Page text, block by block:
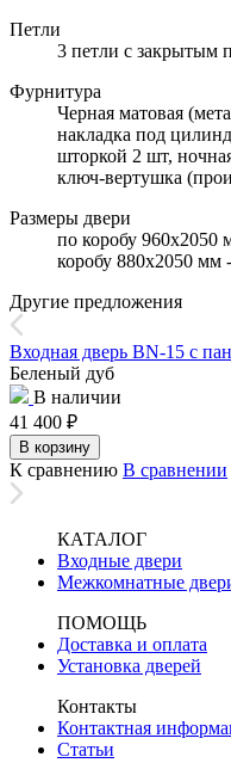
Петли
3 петли с закрытым
Фурнитура
Черная матовая
накладка под
шторкой 2 шт,
ключ-вертушка
Размеры двери
по коробу 960х2050
коробу 880х2050
Другие предложения
Входная дверь BN-15 с
Беленый дуб
В наличии
41 400 ₽
В корзину
К сравнению В сравнении
КАТАЛОГ
Входные двери
Межкомнатные
ПОМОЩЬ
Доставка и оплата
Установка дверей
Контакты
Контактная
Статьи